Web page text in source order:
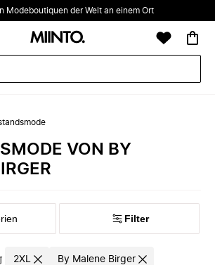
Modeboutiquen der Welt an einem Ort
VON BY
Filter
2XL By Malene Birger